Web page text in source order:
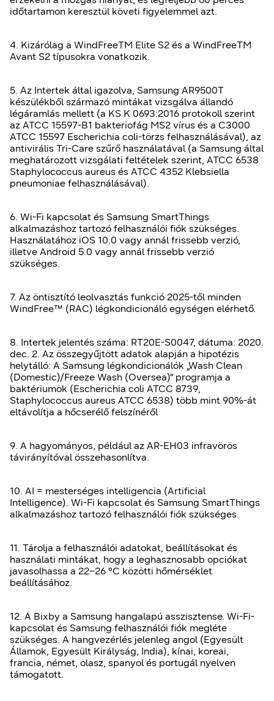
időtartamon keresztül követi figyelemmel azt.
4. Kizárólag a WindFreeTM Elite S2 és a WindFreeTM
Avant S2 típusokra vonatkozik.
5. Az Intertek által igazolva, Samsung AR9500T
készülékből származó mintákat vizsgálva állandó
légáramlás mellett (a KS K 0693:2016 protokoll szerint
az ATCC 15597-B1 bakteriofág MS2 vírus és a C3000
ATCC 15597 Escherichia coli-törzs felhasználásával), az
antivirális Tri-Care szűrő használatával (a Samsung által
meghatározott vizsgálati feltételek szerint, ATCC 6538
Staphylococcus aureus és ATCC 4352 Klebsiella
pneumoniae felhasználásával).
6. Wi-Fi kapcsolat és Samsung SmartThings
alkalmazáshoz tartozó felhasználói fiók szükséges.
Használatához iOS 10.0 vagy annál frissebb verzió,
illetve Android 5.0 vagy annál frissebb verzió
szükséges.
7. Az öntisztító leolvasztás funkció 2025-től minden
WindFree™ (RAC) légkondicionáló egységen elérhető.
8. Intertek jelentés száma: RT20E-S0047, dátuma: 2020.
dec. 2. Az összegyűjtött adatok alapján a hipotézis
helytálló: A Samsung légkondicionálók „Wash Clean
(Domestic)/Freeze Wash (Oversea)” programja a
baktériumok (Escherichia coli ATCC 8739,
Staphylococcus aureus ATCC 6538) több mint 90%-át
eltávolítja a hőcserélő felszínéről
9. A hagyományos, például az AR-EH03 infravörös
távirányítóval összehasonlítva.
10. AI = mesterséges intelligencia (Artificial
Intelligence). Wi-Fi kapcsolat és Samsung SmartThings
alkalmazáshoz tartozó felhasználói fiók szükséges.
11. Tárolja a felhasználói adatokat, beállításokat és
használati mintákat, hogy a leghasznosabb opciókat
javasolhassa a 22–26 °C közötti hőmérséklet
beállításához.
12. A Bixby a Samsung hangalapú asszisztense. Wi-Fi-
kapcsolat és Samsung felhasználói fiók megléte
szükséges. A hangvezérlés jelenleg angol (Egyesült
Államok, Egyesült Királyság, India), kínai, koreai,
francia, német, olasz, spanyol és portugál nyelven
támogatott.